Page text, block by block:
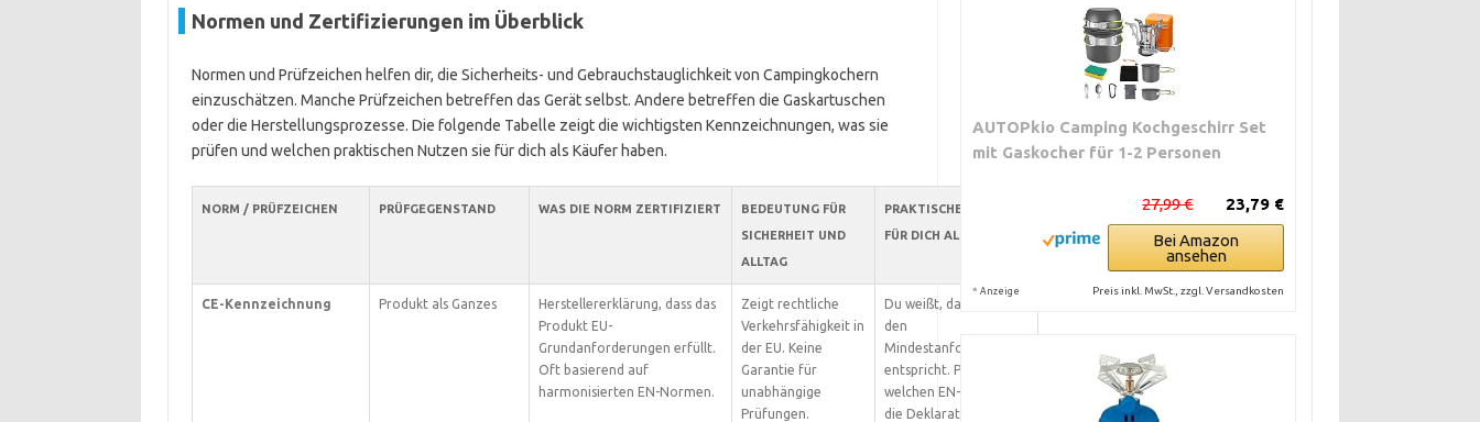
Normen und Zertifizierungen im Überblick
Normen und Prüfzeichen helfen dir, die Sicherheits- und Gebrauchstauglichkeit von Campingkochern
einzuschätzen. Manche Prüfzeichen betreffen das Gerät selbst. Andere betreffen die Gaskartuschen
oder die Herstellungsprozesse. Die folgende Tabelle zeigt die wichtigsten Kennzeichnungen, was sie
prüfen und welchen praktischen Nutzen sie für dich als Käufer haben.
NORM / PRÜFZEICHEN PRÜFGEGENSTAND WAS DIE NORM ZERTIFIZIERT
BEDEUTUNG FÜR
SICHERHEIT UND
ALLTAG
PRAKTISCHE WIRKUNG
FÜR DICH ALS KÄUFER
CE-Kennzeichnung Produkt als Ganzes
Herstellererklärung, dass das
Produkt EU-
Grundanforderungen erfüllt.
Oft basierend auf
harmonisierten EN-Normen.
Zeigt rechtliche
Verkehrsfähigkeit in
der EU. Keine
Garantie für
unabhängige
Prüfungen.
Du weißt, das Gerät
den
Mindestanforderungen
entspricht. Prüfe, auf
welchen EN-Normen
die Deklaration beruht.
AUTOPkio Camping Kochgeschirr Set
mit Gaskocher für 1-2 Personen
23,79 €
27,99 €
Bei Amazon
ansehen
* Anzeige Preis inkl. MwSt., zzgl. Versandkosten